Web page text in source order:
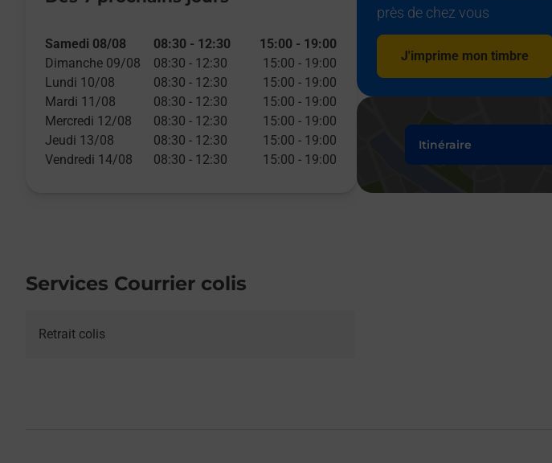
Samedi 08/08 08:30 - 12:30 15:00 - 19:00
Dimanche 09/08
08:30 - 12:30 15:00 - 19:00
Lundi 10/08
08:30 - 12:30 15:00 - 19:00
Mardi 11/08
08:30 - 12:30 15:00 - 19:00
Mercredi 12/08
08:30 - 12:30 15:00 - 19:00
Jeudi 13/08
08:30 - 12:30 15:00 - 19:00
Vendredi 14/08
08:30 - 12:30 15:00 - 19:00
près de chez vous
J'imprime mon timbre
Itinéraire
Services Courrier colis
Retrait colis